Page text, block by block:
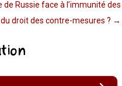
de Russie face à l’immunité des
droit des contre-mesures ? →